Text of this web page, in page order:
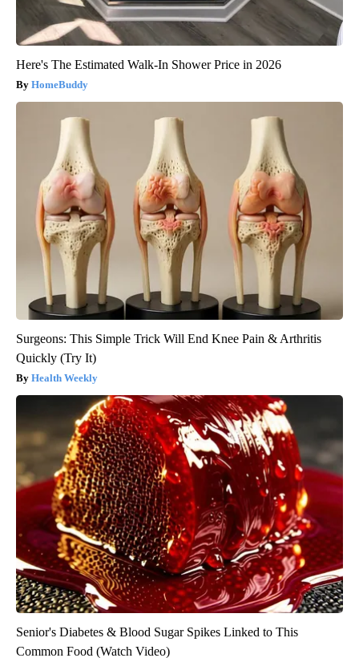
Here's The Estimated Walk-In Shower Price in 2026
HomeBuddy
Surgeons: This Simple Trick Will End Knee Pain & Arthritis
Quickly (Try It)
Health Weekly
Senior's Diabetes & Blood Sugar Spikes Linked to This
Common Food (Watch Video)